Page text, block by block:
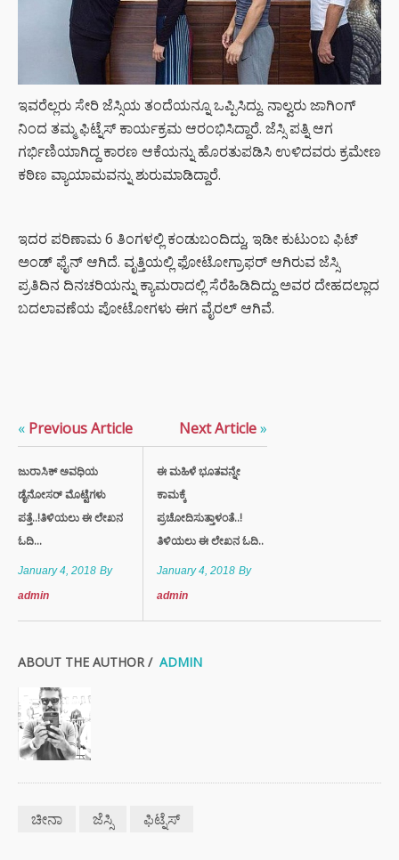
ಇವರೆಲ್ಲರು ಸೇರಿ ಜೆಸ್ಸಿಯ ತಂದೆಯನ್ನೂ ಒಪ್ಪಿಸಿದ್ದು. ನಾಲ್ವರು ಜಾಗಿಂಗ್
ನಿಂದ ತಮ್ಮ ಫಿಟ್ನೆಸ್ ಕಾರ್ಯಕ್ರಮ ಆರಂಭಿಸಿದ್ದಾರೆ. ಜೆಸ್ಸಿ ಪತ್ನಿ ಆಗ
ಗರ್ಭಿಣಿಯಾಗಿದ್ದ ಕಾರಣ ಆಕೆಯನ್ನು ಹೊರತುಪಡಿಸಿ ಉಳಿದವರು ಕ್ರಮೇಣ
ಕಠಿಣ ವ್ಯಾಯಾಮವನ್ನು ಶುರುಮಾಡಿದ್ದಾರೆ.
ಇದರ ಪರಿಣಾಮ 6 ತಿಂಗಳಲ್ಲಿ ಕಂಡುಬಂದಿದ್ದು, ಇಡೀ ಕುಟುಂಬ ಫಿಟ್
ಅಂಡ್ ಫೈನ್ ಆಗಿದೆ. ವೃತ್ತಿಯಲ್ಲಿ ಫೋಟೋಗ್ರಾಫರ್ ಆಗಿರುವ ಜೆಸ್ಸಿ
ಪ್ರತಿದಿನ ದಿನಚರಿಯನ್ನು ಕ್ಯಾಮರಾದಲ್ಲಿ ಸೆರೆಹಿಡಿದಿದ್ದು ಅವರ ದೇಹದಲ್ಲಾದ
ಬದಲಾವಣೆಯ ಪೋಟೋಗಳು ಈಗ ವೈರಲ್ ಆಗಿವೆ.
« Previous Article
ಜುರಾಸಿಕ್ ಅವಧಿಯ
ಡೈನೋಸರ್ ಮೊಟ್ಟೆಗಳು
ಪತ್ತೆ..!ತಿಳಿಯಲು ಈ ಲೇಖನ
ಓದಿ...
January 4, 2018 By
admin
Next Article»
ಈ ಮಹಿಳೆ ಭೂತವನ್ನೇ
ಕಾಮಕ್ಕೆ
ಪ್ರಚೋದಿಸುತ್ತಾಳಂತೆ..!
ತಿಳಿಯಲು ಈ ಲೇಖನ ಓದಿ..
January 4, 2018 By
admin
ABOUT THE AUTHOR / ADMIN
ಚೀನಾ ಜೆಸ್ಸಿ ಫಿಟ್ನೆಸ್